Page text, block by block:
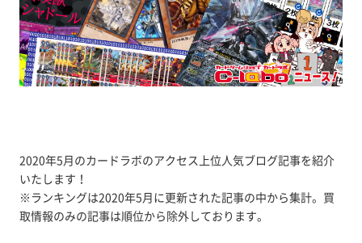
2020年5月のカードラボのアクセス上位人気ブログ記事を紹介
いたします！
※ランキングは2020年5月に更新された記事の中から集計。買
取情報のみの記事は順位から除外しております。